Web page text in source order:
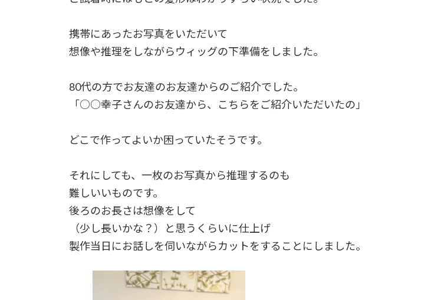
携帯にあったお写真をいただいて
想像や推理をしながらウィッグの下準備をしました。
80代の方でお友達のお友達からのご紹介でした。
「○○幸子さんのお友達から、こちらをご紹介いただいたの」
どこで作ってよいか困っていたそうです。
それにしても、一枚のお写真から推理するのも
難しいいものです。
後ろのお長さは想像をして
（少し長いかな？）と思うくらいに仕上げ
製作当日にお話しを伺いながらカットをすることにしました。